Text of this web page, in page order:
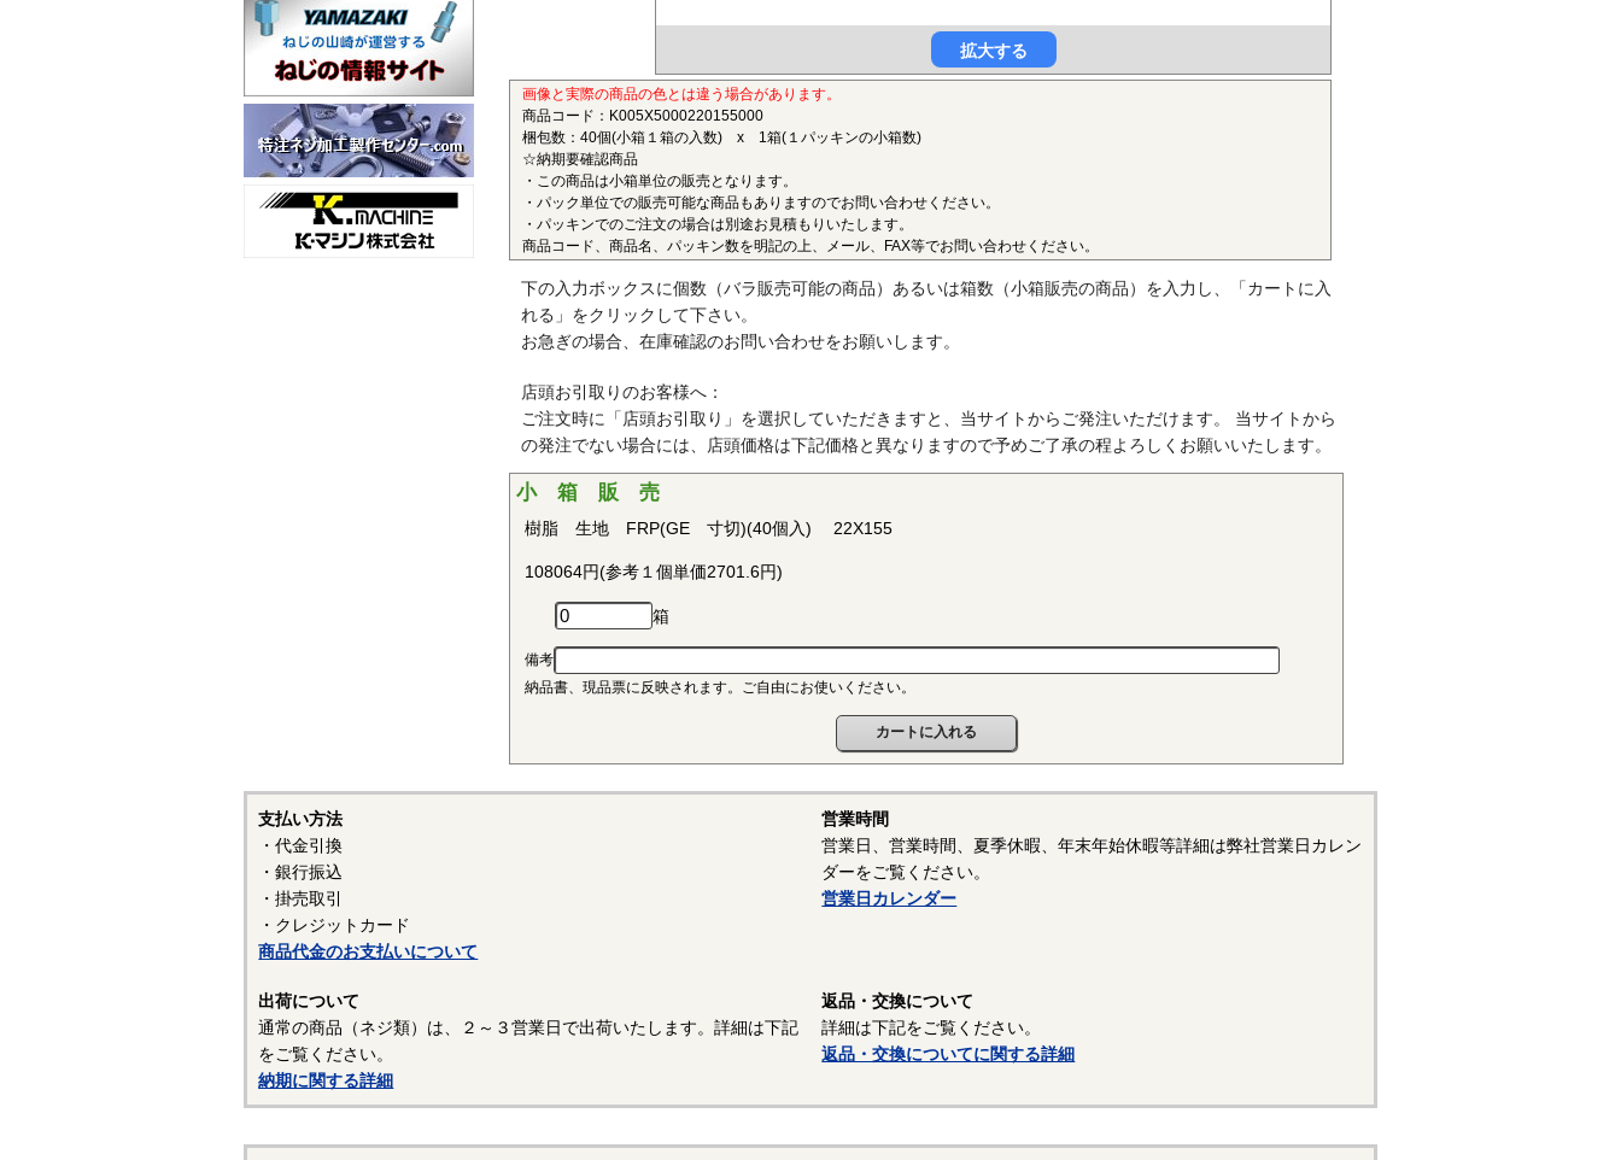
の代替材料として自動車等輸送機部品、一般機械、精密機械部品、電気・電子機器部品、土木建築用部材
■ポリエーテルエーテルケトン(PEEK)
〇連続使用温度180℃（UL認定温度）〇燃焼性UL94 V-0
半結晶性の最高級性能を有するスーパーエンジニアリングプラスチックです。エンプラのなかでも最高
レベルの耐薬品性を有し、PEEKを溶解する唯一の汎用化学品は濃硫酸だけです。また、耐熱性、耐摩耗
性、耐燃性、耐加水分解性にも優れ、OA機器分野、自動車分野、ICウェハキャリア、LCD製造用治具な
どで用いられています。PEEKはVictrex plcの日本における登録商標です。
■ポリプロピレン(PP)
〇連続使用温度115℃（UL認定温度）〇燃焼性UL94 V-2
性、耐加水分解性、電気的特性にも優れ、応用範囲の広いプラスチックとして幅広い分野で用いられてい
ます。
■ポリアセタール(POM)
〇連続使用温度95℃（UL認定温度）〇燃焼性UL94 HB
結晶性のエンジニアリングプラスチックです。バランスの取れた機械的性質を有し、かつ優れた耐疲労
性で、耐クリープ性、摩擦摩耗特性、耐薬品性を備えていることから、金属の代替品として電機・自動
車・各種機械・建材などの分野において広く用いられています。
■ポリアミド（ナイロン、PA）
〇連続使用温度PA6-65℃/PA66-75℃（UL認定温度）〇燃焼性UL94 V-2
己潤滑性に優れています。耐油性、耐薬品性もよいので機械材料に最適な材料でありますが、吸湿性が高
いので設計上配慮しなければならないという問題点もあります。
■ポリスライダー
〇連続使用温度65℃（UL認定温度）〇燃焼性UL94 HB
優れたポリアミドの性質を活かし組成中に黒鉛粒子を均一に分散させ、浮遊状態にある黒鉛粒子をテー
プの表面に偏平状の黒鉛層となるよう製造されたものです。面圧によるクリープ変形はほとんどなく、耐
（以上はサンコーインダストリー様資料抜粋）
表面処理：生地
表面処理を施していない、素材そのままの状態です。鉄の場合は生地の状態では錆が発生するため、通
行う場合があり、黒色酸化皮膜＋防錆油塗布のものも「生地」と呼ぶ場合があります。
拡大する
画像と実際の商品の色とは違う場合があります。
商品コード：K005X5000220155000
梱包数：40個(小箱１箱の入数) x 1箱(１パッキンの小箱数)
☆納期要確認商品
・この商品は小箱単位の販売となります。
・パック単位での販売可能な商品もありますのでお問い合わせください。
・パッキンでのご注文の場合は別途お見積もりいたします。
商品コード、商品名、パッキン数を明記の上、メール、FAX等でお問い合わせください。
下の入力ボックスに個数（バラ販売可能の商品）あるいは箱数（小箱販売の商品）を入力し、「カートに入
れる」をクリックして下さい。
お急ぎの場合、在庫確認のお問い合わせをお願いします。
店頭お引取りのお客様へ：
ご注文時に「店頭お引取り」を選択していただきますと、当サイトからご発注いただけます。 当サイトから
の発注でない場合には、店頭価格は下記価格と異なりますので予めご了承の程よろしくお願いいたします。
小 箱 販 売
樹脂 生地 FRP(GE 寸切)(40個入) 22X155
108064円(参考１個単価2701.6円)
箱
備考
納品書、現品票に反映されます。ご自由にお使いください。
支払い方法
・代金引換
・銀行振込
・掛売取引
・クレジットカード
商品代金のお支払いについて
営業時間
営業日、営業時間、夏季休暇、年末年始休暇等詳細は弊社営業日カレン
ダーをご覧ください。
営業日カレンダー
出荷について
通常の商品（ネジ類）は、２～３営業日で出荷いたします。詳細は下記
をご覧ください。
納期に関する詳細
返品・交換について
詳細は下記をご覧ください。
返品・交換についてに関する詳細